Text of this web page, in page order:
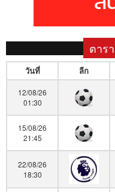
ตาร
วันที่ ลีก
12/08/26
01:30
15/08/26
21:45
22/08/26
18:30